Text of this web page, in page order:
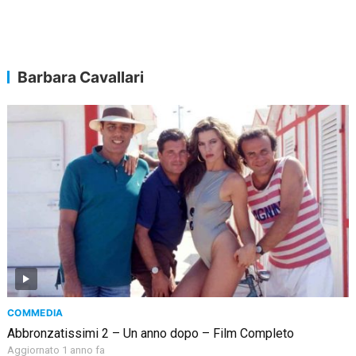
Barbara Cavallari
COMMEDIA
Abbronzatissimi 2 – Un anno dopo – Film Completo
Aggiornato 1 anno fa